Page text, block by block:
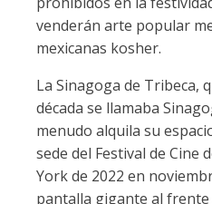
venderán arte popular
mexicanas kosher.
La Sinagoga de Tribeca,
década se llamaba
menudo alquila su
sede del Festival de Cine
York de 2022 en
pantalla gigante al